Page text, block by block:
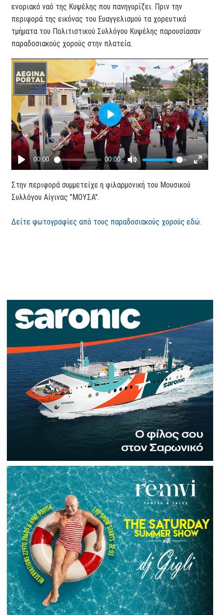
ενοριακό ναό της Κυψέλης που πανηγυρίζει. Πριν την
περιφορά της εικόνας του Ευαγγελισμού τα χορευτικά
τμήματα του Πολιτιστικού Συλλόγου Κυψέλης παρουσίασαν
παραδοσιακούς χορούς στην πλατεία.
Στην περιφορά συμμετείχε η φιλαρμονική του Μουσικού
Συλλόγου Αίγινας "ΜΟΥΣΑ".
Δείτε φωτογραφίες από τους παραδοσιακούς χορούς εδώ.